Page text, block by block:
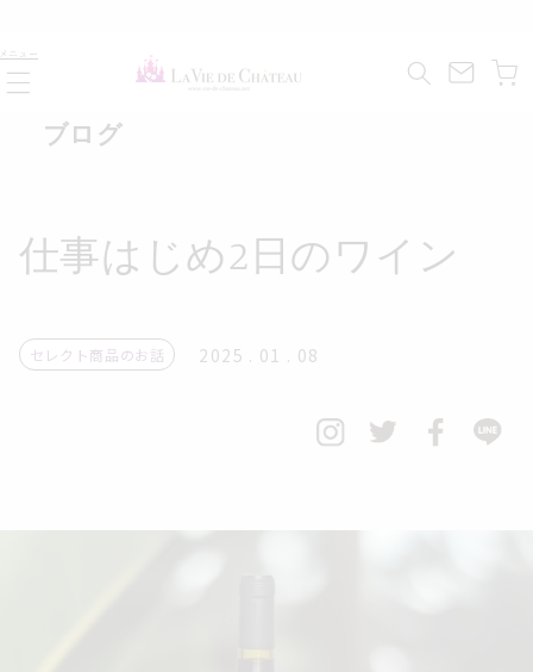
ニュー
ー
ブログ
仕事はじめ2日のワイン
セレクト商品のお話 2025 . 01 . 08